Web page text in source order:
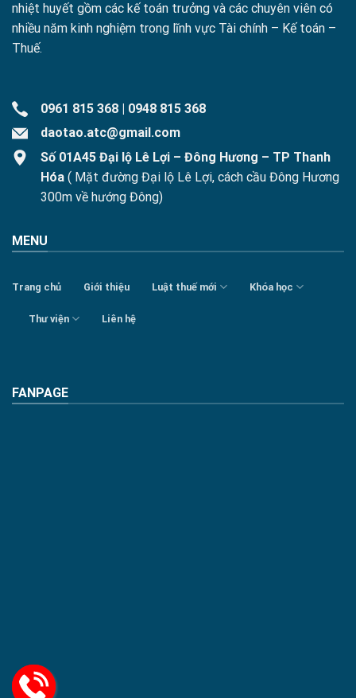
nhiệt huyết gồm các kế toán trưởng và các chuyên viên có
nhiều năm kinh nghiệm trong lĩnh vực Tài chính – Kế toán –
Thuế.
0961 815 368
0948 815 368
daotao.atc@gmail.com
Số 01A45 Đại lộ Lê Lợi – Đông Hương – TP Thanh
Hóa ( Mặt đường Đại lộ Lê Lợi, cách cầu Đông Hương
300m về hướng Đông)
MENU
Trang chủ Giới thiệu Luật thuế mới Khóa học
Thư viện Liên hệ
FANPAGE